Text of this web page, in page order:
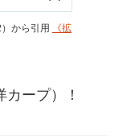
から引用
《拡
ープ）！